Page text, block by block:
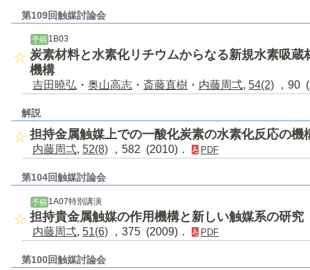
第109回触媒討論会
予稿 1B03
炭素材料と水素化リチウムからなる新規水素吸蔵
機構
吉田曉弘 ・ 奥山高志 ・ 斎藤直樹 ・ 内藤周弌, 54(2) ，90
解説
担持金属触媒上での一酸化炭素の水素化反応の機
内藤周弌, 52(8) ，582 (2010)． PDF
第104回触媒討論会
予稿1A07特別講演
担持貴金属触媒の作用機構と新しい触媒系の研究
内藤周弌, 51(6) ，375 (2009)． PDF
第100回触媒討論会